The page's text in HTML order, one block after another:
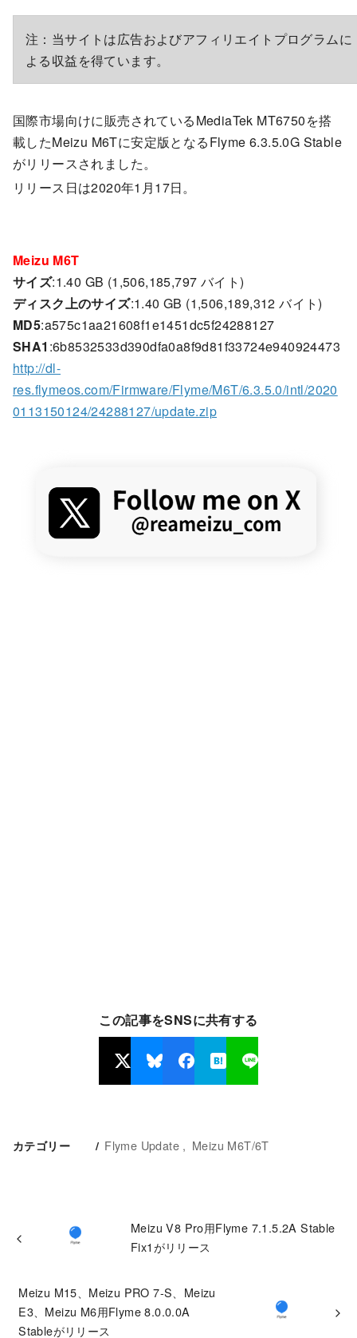
注：当サイトは広告およびアフィリエイトプログラムに
よる収益を得ています。
国際市場向けに販売されているMediaTek MT6750を搭
載したMeizu M6Tに安定版となるFlyme 6.3.5.0G Stable
がリリースされました。
リリース日は2020年1月17日。
Meizu M6T
サイズ:1.40 GB (1,506,185,797 バイト)
ディスク上のサイズ:1.40 GB (1,506,189,312 バイト)
MD5:a575c1aa21608f1e1451dc5f24288127
SHA1 :6b8532533d390dfa0a8f9d81f33724e940924473
http://dl-
res.flymeos.com/Firmware/Flyme/M6T/6.3.5.0/intl/2020
0113150124/24288127/update.zip
この記事をSNSに共有する
カテゴリー Flyme Update Meizu M6T/6T
Meizu V8 Pro用Flyme 7.1.5.2A Stable
Fix1がリリース
Meizu M15、Meizu PRO 7-S、Meizu
E3、Meizu M6用Flyme 8.0.0.0A
Stableがリリース